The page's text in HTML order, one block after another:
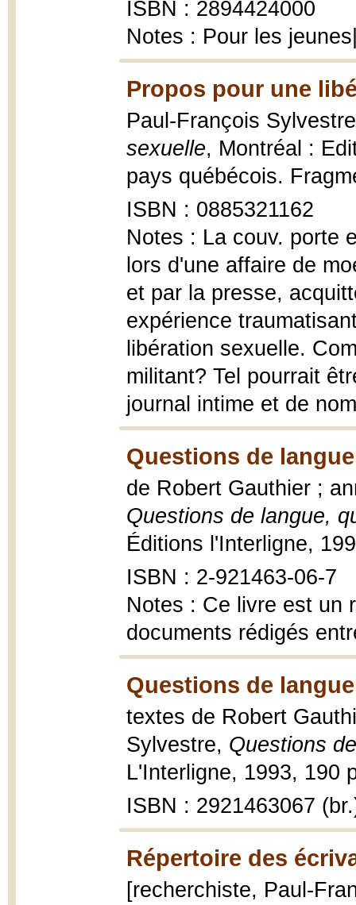
ISBN : 2894424000
Notes : Pour les
Propos pour une
Paul-François
sexuelle, Montréal :
pays québécois.
ISBN : 0885321162
Notes : La couv. porte
lors d'une affaire de
et par la presse,
expérience
libération sexuelle.
militant? Tel pourrait
journal intime et de
Questions de
de Robert Gauthier ;
Questions de langue,
Éditions l'Interligne,
ISBN : 2-921463-06-7
Notes : Ce livre est un
documents rédigés
Questions de
textes de Robert
Sylvestre, Questions
L'Interligne, 1993, 190
ISBN : 2921463067
Répertoire des
[recherchiste, Paul-